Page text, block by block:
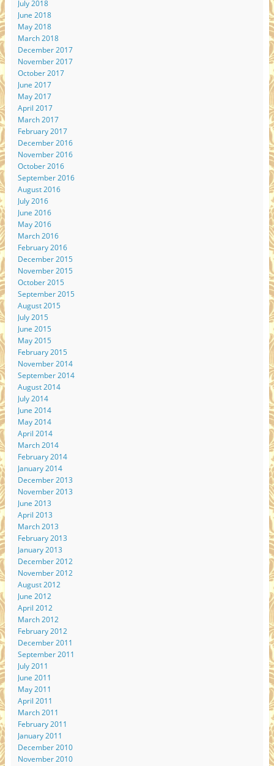
July 2018
June 2018
May 2018
March 2018
December 2017
November 2017
October 2017
June 2017
May 2017
April 2017
March 2017
February 2017
December 2016
November 2016
October 2016
September 2016
August 2016
July 2016
June 2016
May 2016
March 2016
February 2016
December 2015
November 2015
October 2015
September 2015
August 2015
July 2015
June 2015
May 2015
February 2015
November 2014
September 2014
August 2014
July 2014
June 2014
May 2014
April 2014
March 2014
February 2014
January 2014
December 2013
November 2013
June 2013
April 2013
March 2013
February 2013
January 2013
December 2012
November 2012
August 2012
June 2012
April 2012
March 2012
February 2012
December 2011
September 2011
July 2011
June 2011
May 2011
April 2011
March 2011
February 2011
January 2011
December 2010
November 2010